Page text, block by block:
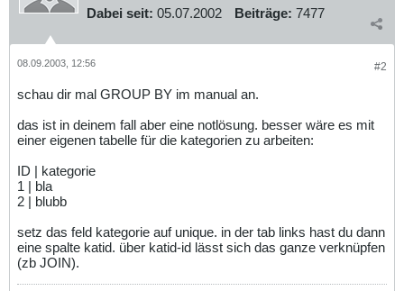
Dabei seit: 05.07.2002 Beiträge: 7477
#2
08.09.2003, 12:56
schau dir mal GROUP BY im manual an.
das ist in deinem fall aber eine notlösung. besser wäre es mit
einer eigenen tabelle für die kategorien zu arbeiten:
ID | kategorie
1 | bla
2 | blubb
setz das feld kategorie auf unique. in der tab links hast du dann
eine spalte katid. über katid-id lässt sich das ganze verknüpfen
(zb JOIN).